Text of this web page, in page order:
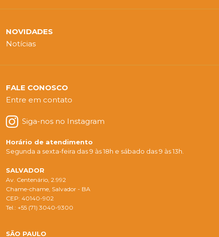
NOVIDADES
Notícias
FALE CONOSCO
Entre em contato
Siga-nos no Instagram
Horário de atendimento
Segunda a sexta-feira das 9 às 18h e sábado das 9 às 13h.
SALVADOR
Av. Centenário, 2.992
Chame-chame, Salvador - BA
CEP: 40140-902
Tel.: +55 (71) 3040-9300
SÃO PAULO